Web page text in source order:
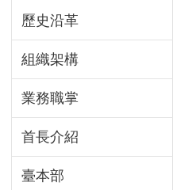
歷史沿革
組織架構
業務職掌
首長介紹
臺本部